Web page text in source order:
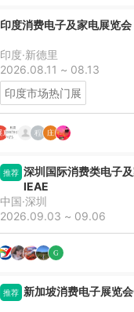
印度·新德里
2026.08.11 ~ 08.13
印度市场热门展
推荐 深圳国际消费类电子
IEAE
中国·深圳
2026.09.03 ~ 09.06
推荐 新加坡消费电子展览